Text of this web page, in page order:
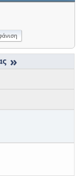
»